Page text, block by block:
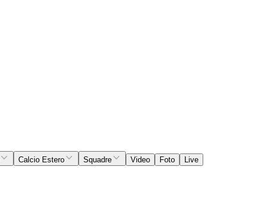
Calcio Estero Squadre Video Foto
Live